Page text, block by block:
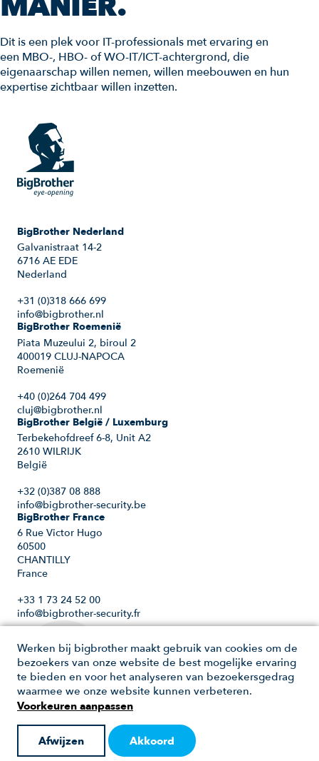
Werken bij bigbrother maakt gebruik van cookies om de
bezoekers van onze website de best mogelijke ervaring
te bieden en voor het analyseren van bezoekersgedrag
waarmee we onze website kunnen verbeteren.
Voorkeuren aanpassen
Afwijzen
Akkoord
Dit is een plek voor IT-professionals met ervaring en
een MBO-, HBO- of WO-IT/ICT-achtergrond, die
eigenaarschap willen nemen, willen meebouwen en hun
expertise zichtbaar willen inzetten.
BigBrother Nederland
Galvanistraat 14-2
6716 AE EDE
Nederland
+31 (0)318 666 699
info@bigbrother.nl
BigBrother Roemenië
Piata Muzeului 2, biroul 2
400019 CLUJ-NAPOCA
Roemenië
+40 (0)264 704 499
cluj@bigbrother.nl
BigBrother België / Luxemburg
Terbekehofdreef 6-8, Unit A2
2610 WILRIJK
België
+32 (0)387 08 888
info@bigbrother-security.be
BigBrother France
6 Rue Victor Hugo
60500
CHANTILLY
France
+33 1 73 24 52 00
info@bigbrother-security.fr
Copyright 2026 - Werken bij bigbrother